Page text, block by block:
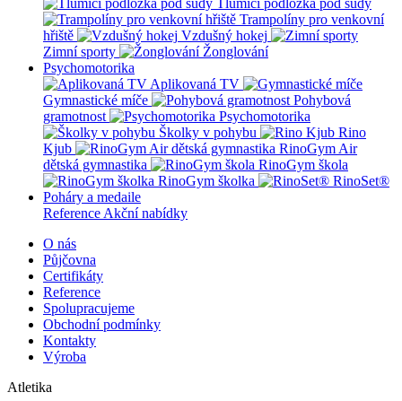
Tlumící podložka pod sudy
Trampolíny pro venkovní
hřiště
Vzdušný hokej
Zimní sporty
Žonglování
Psychomotorika
Aplikovaná TV
Gymnastické míče
Pohybová
gramotnost
Psychomotorika
Školky v pohybu
Rino
Kjub
RinoGym Air
dětská gymnastika
RinoGym škola
RinoGym školka
RinoSet®
Poháry a medaile
Reference Akční nabídky
O nás
Půjčovna
Certifikáty
Reference
Spolupracujeme
Obchodní podmínky
Kontakty
Výroba
Atletika